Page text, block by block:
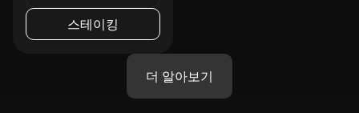
스테이킹
더 알아보기